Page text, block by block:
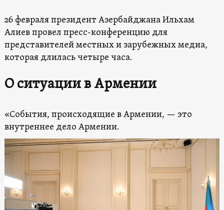
26 февраля президент Азербайджана Ильхам
Алиев провел пресс-конференцию для
представителей местных и зарубежных медиа,
которая длилась четыре часа.
О ситуации в Армении
«События, происходящие в Армении, — это
внутреннее дело Армении.